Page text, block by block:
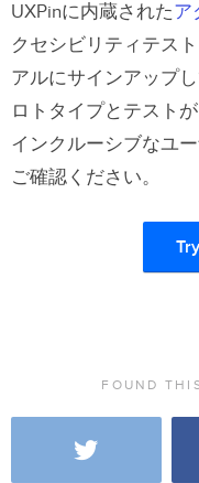
UXPinに内蔵されたア
クセシビリティテス
アルにサインアップ
ロトタイプとテスト
インクルーシブなユ
ご確認ください。
FOUND